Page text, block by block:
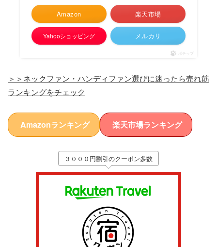
Amazon 楽天市場
Yahooショッピング メルカリ
ポチップ
＞＞ネックファン・ハンディファン選びに迷ったら売れ筋
ランキングをチェック
Amazonランキング 楽天市場ランキング
３０００円割引のクーポン多数